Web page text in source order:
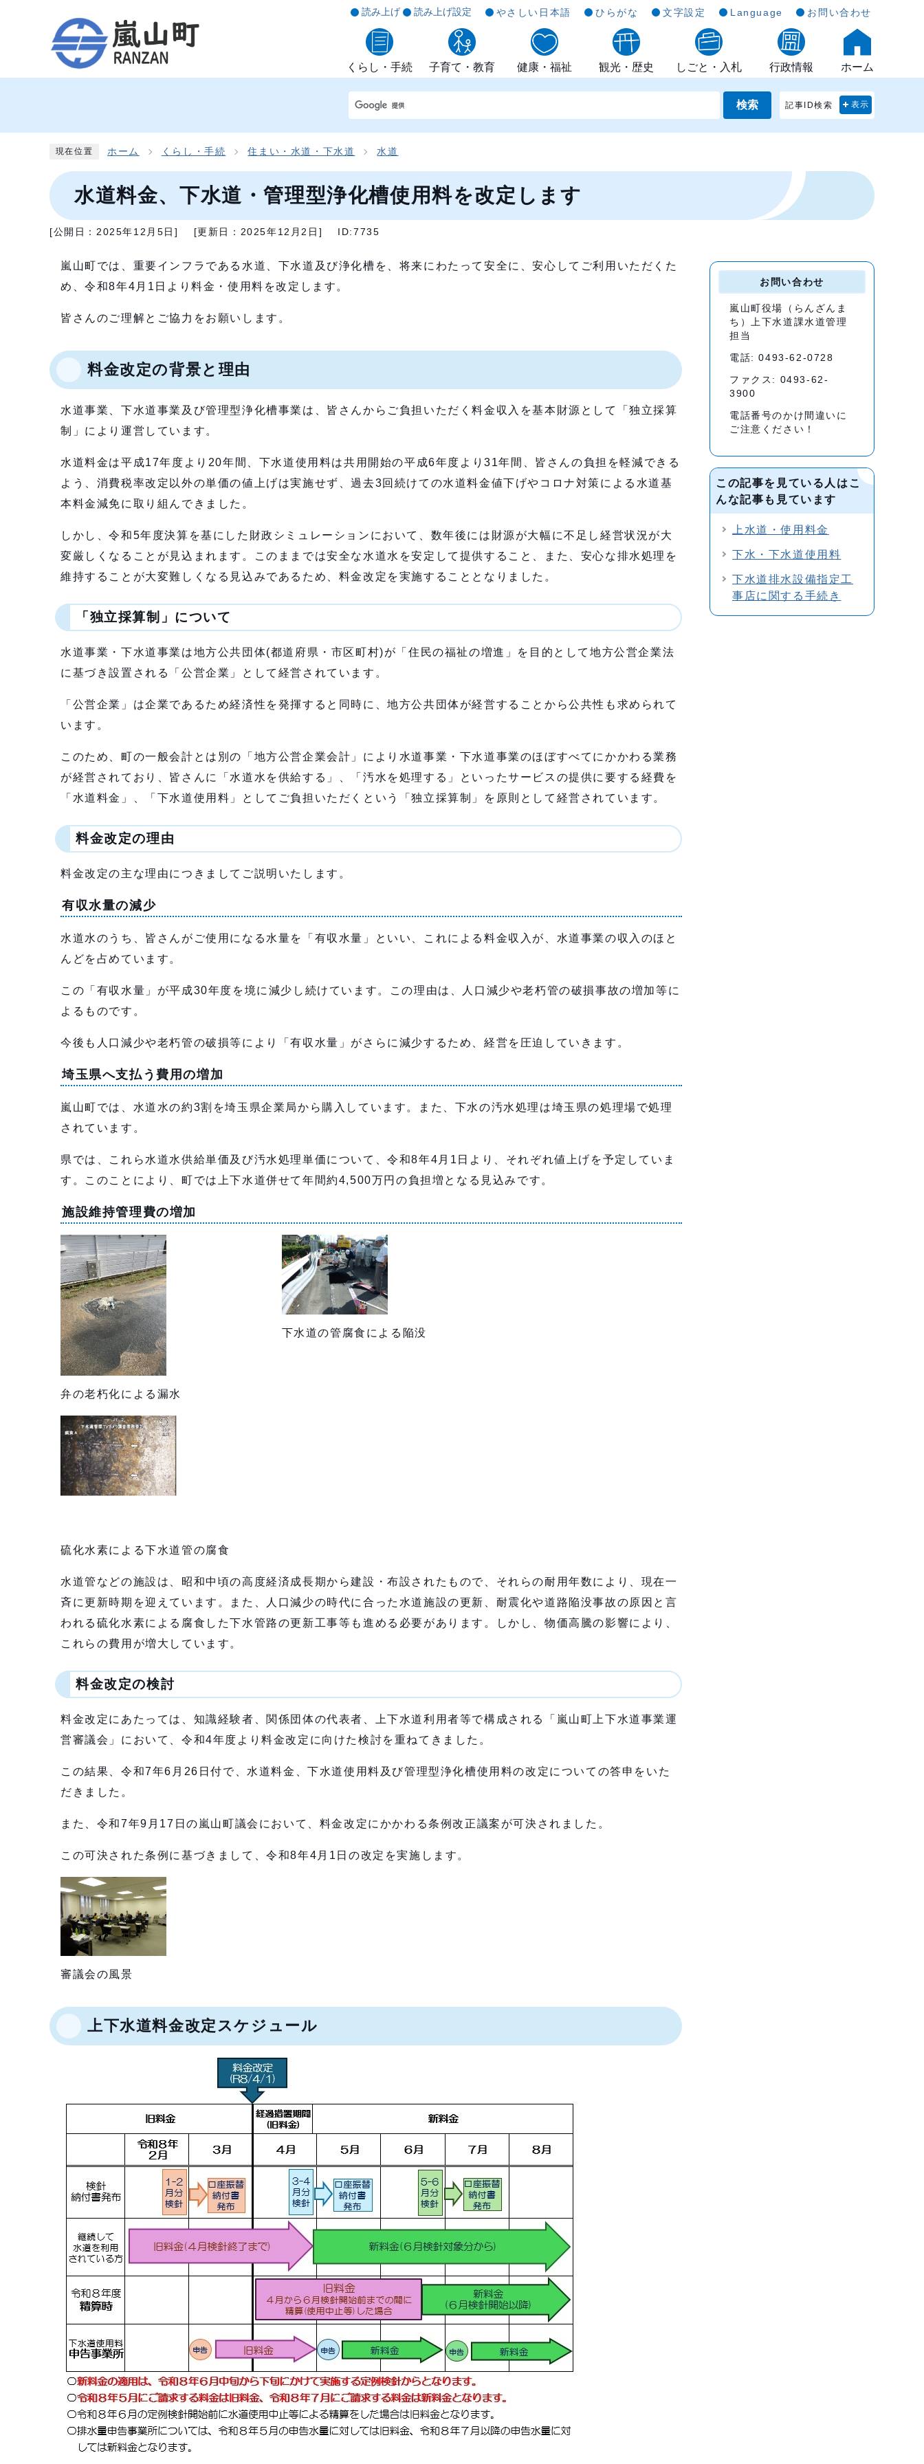
読み上げ 読み上げ設定 やさしい日本語 ひらがな 文字設定 Language お問い合わせ
くらし・手続 子育て・教育 健康・福祉 観光・歴史 しごと・入札 行政情報 ホーム
検索 記事ID検索 表示
現在位置 ホーム くらし・手続 住まい・水道・下水道 水道
水道料金、下水道・管理型浄化槽使用料を改定します
[公開日： 2025年12月5日 ] [更新日： 2025年12月2日 ] ID:7735
嵐山町では、重要インフラである水道、下水道及び浄化槽を、将来にわたって安全に、安心してご利用いただくた
め、令和8年4月1日より料金・使用料を改定します。
皆さんのご理解とご協力をお願いします。
料金改定の背景と理由
水道事業、下水道事業及び管理型浄化槽事業は、皆さんからご負担いただく料金収入を基本財源として「独立採算
制」により運営しています。
水道料金は平成17年度より20年間、下水道使用料は共用開始の平成6年度より31年間、皆さんの負担を軽減できる
よう、消費税率改定以外の単価の値上げは実施せず、過去3回続けての水道料金値下げやコロナ対策による水道基
本料金減免に取り組んできました。
しかし、令和5年度決算を基にした財政シミュレーションにおいて、数年後には財源が大幅に不足し経営状況が大
変厳しくなることが見込まれます。このままでは安全な水道水を安定して提供すること、また、安心な排水処理を
維持することが大変難しくなる見込みであるため、料金改定を実施することとなりました。
「独立採算制」について
水道事業・下水道事業は地方公共団体(都道府県・市区町村)が「住民の福祉の増進」を目的として地方公営企業法
に基づき設置される「公営企業」として経営されています。
「公営企業」は企業であるため経済性を発揮すると同時に、地方公共団体が経営することから公共性も求められて
います。
このため、町の一般会計とは別の「地方公営企業会計」により水道事業・下水道事業のほぼすべてにかかわる業務
が経営されており、皆さんに「水道水を供給する」、「汚水を処理する」といったサービスの提供に要する経費を
「水道料金」、「下水道使用料」としてご負担いただくという「独立採算制」を原則として経営されています。
料金改定の理由
料金改定の主な理由につきましてご説明いたします。
有収水量の減少
水道水のうち、皆さんがご使用になる水量を「有収水量」といい、これによる料金収入が、水道事業の収入のほと
んどを占めています。
この「有収水量」が平成30年度を境に減少し続けています。この理由は、人口減少や老朽管の破損事故の増加等に
よるものです。
今後も人口減少や老朽管の破損等により「有収水量」がさらに減少するため、経営を圧迫していきます。
埼玉県へ支払う費用の増加
嵐山町では、水道水の約3割を埼玉県企業局から購入しています。また、下水の汚水処理は埼玉県の処理場で処理
されています。
県では、これら水道水供給単価及び汚水処理単価について、令和8年4月1日より、それぞれ値上げを予定していま
す。このことにより、町では上下水道併せて年間約4,500万円の負担増となる見込みです。
施設維持管理費の増加
弁の老朽化による漏水
下水道の管腐食による陥没
硫化水素による下水道管の腐食
水道管などの施設は、昭和中頃の高度経済成長期から建設・布設されたもので、それらの耐用年数により、現在一
斉に更新時期を迎えています。また、人口減少の時代に合った水道施設の更新、耐震化や道路陥没事故の原因と言
われる硫化水素による腐食した下水管路の更新工事等も進める必要があります。しかし、物価高騰の影響により、
これらの費用が増大しています。
料金改定の検討
料金改定にあたっては、知識経験者、関係団体の代表者、上下水道利用者等で構成される「嵐山町上下水道事業運
営審議会」において、令和4年度より料金改定に向けた検討を重ねてきました。
この結果、令和7年6月26日付で、水道料金、下水道使用料及び管理型浄化槽使用料の改定についての答申をいた
だきました。
また、令和7年9月17日の嵐山町議会において、料金改定にかかわる条例改正議案が可決されました。
この可決された条例に基づきまして、令和8年4月1日の改定を実施します。
審議会の風景
上下水道料金改定スケジュール
お問い合わせ
嵐山町役場（らんざんま
ち）上下水道課水道管理
担当
電話: 0493-62-0728
ファクス: 0493-62-
3900
電話番号のかけ間違いに
ご注意ください！
この記事を見ている人はこ
んな記事も見ています
上水道・使用料金
下水・下水道使用料
下水道排水設備指定工
事店に関する手続き